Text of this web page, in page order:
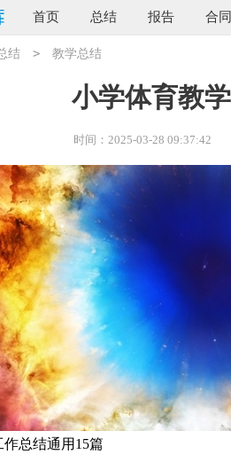
首页 总结 报告 合同
结 > 教学总结
小学体育教
时间：2025-03-28 09:37:42
总结通用15篇